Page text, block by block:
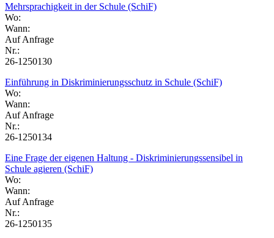
Mehrsprachigkeit in der Schule (SchiF)
Wo:
Wann:
Auf Anfrage
Nr.:
26-1250130
Einführung in Diskriminierungsschutz in Schule (SchiF)
Wo:
Wann:
Auf Anfrage
Nr.:
26-1250134
Eine Frage der eigenen Haltung - Diskriminierungssensibel in
Schule agieren (SchiF)
Wo:
Wann:
Auf Anfrage
Nr.:
26-1250135